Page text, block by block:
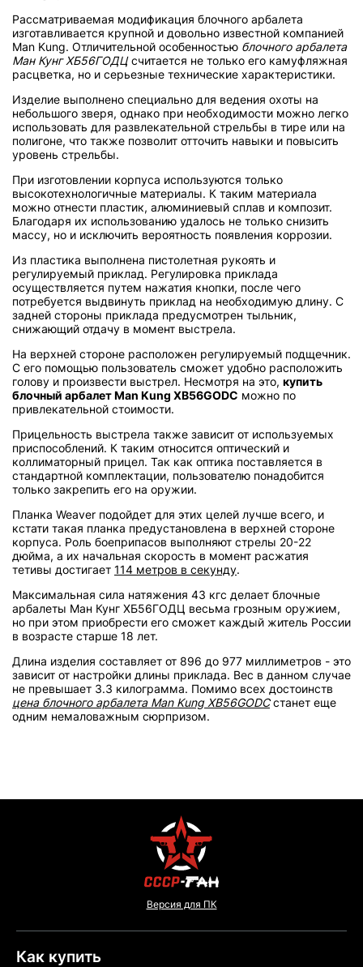
Рассматриваемая модификация блочного арбалета
изготавливается крупной и довольно известной компанией
Man Kung. Отличительной особенностью блочного арбалета
Ман Кунг ХБ56ГОДЦсчитается не только его камуфляжная
расцветка, но и серьезные технические характеристики.
Изделие выполнено специально для ведения охоты на
небольшого зверя, однако при необходимости можно легко
использовать для развлекательной стрельбы в тире или на
полигоне, что также позволит отточить навыки и повысить
уровень стрельбы.
При изготовлении корпуса используются только
высокотехнологичные материалы. К таким материала
можно отнести пластик, алюминиевый сплав и композит.
Благодаря их использованию удалось не только снизить
массу, но и исключить вероятность появления коррозии.
Из пластика выполнена пистолетная рукоять и
регулируемый приклад. Регулировка приклада
осуществляется путем нажатия кнопки, после чего
потребуется выдвинуть приклад на необходимую длину. С
задней стороны приклада предусмотрен тыльник,
снижающий отдачу в момент выстрела.
На верхней стороне расположен регулируемый подщечник.
С его помощью пользователь сможет удобно расположить
голову и произвести выстрел. Несмотря на это, купить
блочный арбалет Man Kung XB56GODC можно по
привлекательной стоимости.
Прицельность выстрела также зависит от используемых
приспособлений. К таким относится оптический и
коллиматорный прицел. Так как оптика поставляется в
стандартной комплектации, пользователю понадобится
только закрепить его на оружии.
Планка Weaver подойдет для этих целей лучше всего, и
кстати такая планка предустановлена в верхней стороне
корпуса. Роль боеприпасов выполняют стрелы 20-22
дюйма, а их начальная скорость в момент расжатия
тетивы достигает 114 метров в секунду.
Максимальная сила натяжения 43 кгс делает блочные
арбалеты Ман Кунг ХБ56ГОДЦ весьма грозным оружием,
но при этом приобрести его сможет каждый житель России
в возрасте старше 18 лет.
Длина изделия составляет от 896 до 977 миллиметров - это
зависит от настройки длины приклада. Вес в данном случае
не превышает 3.3 килограмма. Помимо всех достоинств
цена блочного арбалета Man Kung XB56GODCстанет еще
одним немаловажным сюрпризом.
Версия для ПК
Как купить